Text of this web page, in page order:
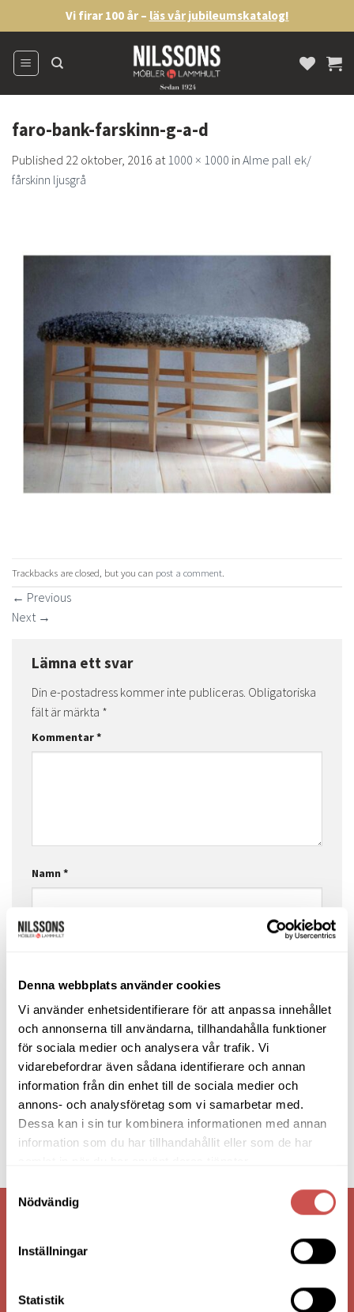
Denna webbplats använder cookies
Vi använder enhetsidentifierare för att anpassa innehållet
och annonserna till användarna, tillhandahålla funktioner
för sociala medier och analysera vår trafik. Vi
vidarebefordrar även sådana identifierare och annan
information från din enhet till de sociala medier och
annons- och analysföretag som vi samarbetar med.
Dessa kan i sin tur kombinera informationen med annan
information som du har tillhandahållit eller som de har
Samtyckesval
Nödvändig
Inställningar
Statistik
to
content
Vi firar 100 år – läs vår jubileumskatalog!
faro-bank-farskinn-g-a-d
Published 22 oktober, 2016 at1000 × 1000 in Alme pall ek/
fårskinn ljusgrå
Trackbacks are closed, but you can post a comment
← Previous
Next →
Lämna ett svar
Din e-postadress kommer inte publiceras. Obligatoriska
fält är märkta *
Kommentar*
Namn*
Webbplats